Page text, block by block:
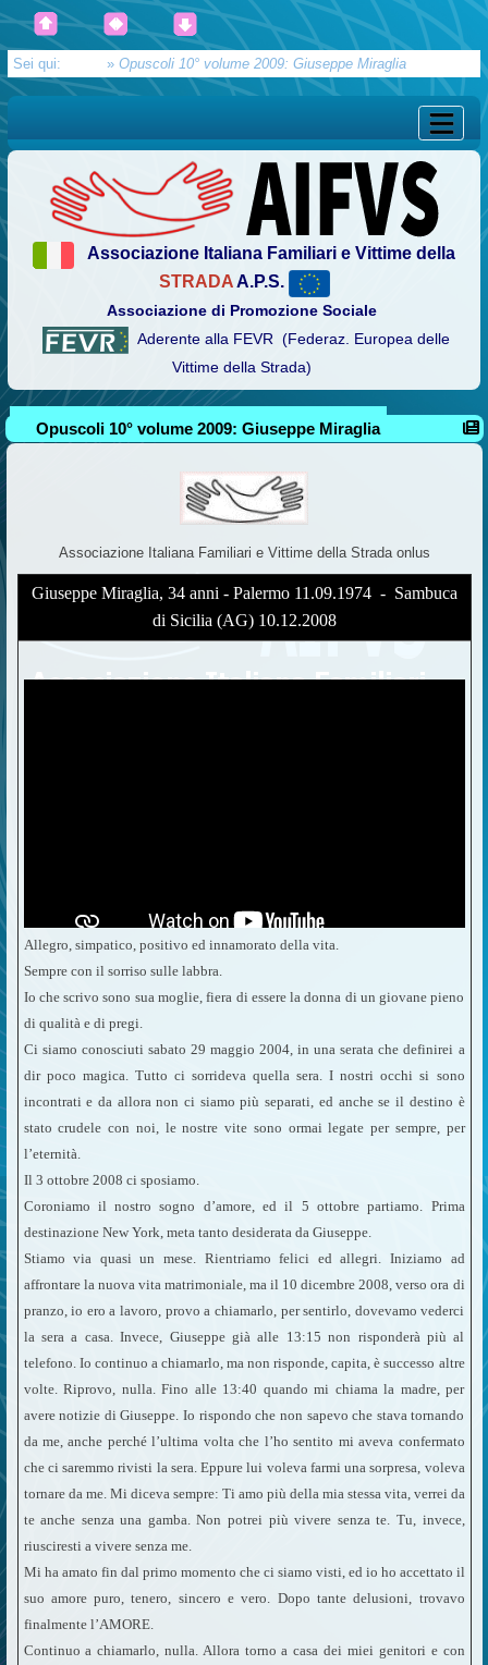
Sei qui: » Opuscoli 10° volume 2009: Giuseppe Miraglia
Associazione Italiana Familiari e Vittime della
STRADAA.P.S.
Associazione di Promozione Sociale
Aderente alla FEVR (Federaz. Europea delle
Vittime della Strada)
Opuscoli 10° volume 2009: Giuseppe Miraglia
Associazione Italiana Familiari e Vittime della Strada onlus
Giuseppe Miraglia, 34 anni - Palermo 11.09.1974 - Sambuca
di Sicilia (AG) 10.12.2008
Allegro, simpatico, positivo ed innamorato della vita.
Sempre con il sorriso sulle labbra.
Io che scrivo sono sua moglie, fiera di essere la donna di un giovane pieno
di qualità e di pregi.
Ci siamo conosciuti sabato 29 maggio 2004, in una serata che definirei a
dir poco magica. Tutto ci sorrideva quella sera. I nostri occhi si sono
incontrati e da allora non ci siamo più separati, ed anche se il destino è
stato crudele con noi, le nostre vite sono ormai legate per sempre, per
l’eternità.
Il 3 ottobre 2008 ci sposiamo.
Coroniamo il nostro sogno d’amore, ed il 5 ottobre partiamo. Prima
destinazione New York, meta tanto desiderata da Giuseppe.
Stiamo via quasi un mese. Rientriamo felici ed allegri. Iniziamo ad
affrontare la nuova vita matrimoniale, ma il 10 dicembre 2008, verso ora di
pranzo, io ero a lavoro, provo a chiamarlo, per sentirlo, dovevamo vederci
la sera a casa. Invece, Giuseppe già alle 13:15 non risponderà più al
telefono. Io continuo a chiamarlo, ma non risponde, capita, è successo altre
volte. Riprovo, nulla. Fino alle 13:40 quando mi chiama la madre, per
avere notizie di Giuseppe. Io rispondo che non sapevo che stava tornando
da me, anche perché l’ultima volta che l’ho sentito mi aveva confermato
che ci saremmo rivisti la sera. Eppure lui voleva farmi una sorpresa, voleva
tornare da me. Mi diceva sempre: Ti amo più della mia stessa vita, verrei da
te anche senza una gamba. Non potrei più vivere senza te. Tu, invece,
riusciresti a vivere senza me.
Mi ha amato fin dal primo momento che ci siamo visti, ed io ho accettato il
suo amore puro, tenero, sincero e vero. Dopo tante delusioni, trovavo
finalmente l’AMORE.
Continuo a chiamarlo, nulla. Allora torno a casa dei miei genitori e con